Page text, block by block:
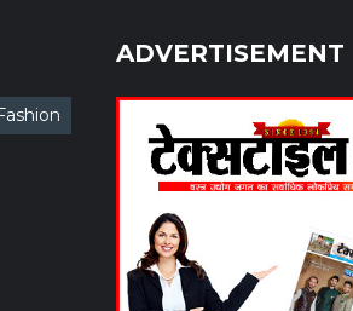
of Innovation, Style,
and Leadership”
Date: 2024-11-11
11:48:48 | Category:
Textile
भारत टेक्स 2024 में भारतीय
टेक्सटाइल वैल्यू चेन का अद्भुत
ADVERTISEMENT